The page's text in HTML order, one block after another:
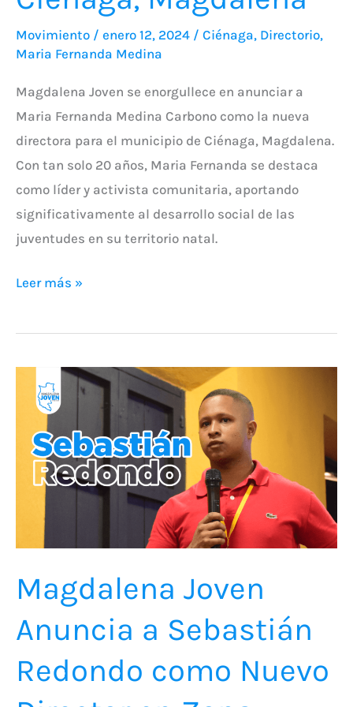
Movimiento / enero 12, 2024 / Ciénaga, Directorio,
Maria Fernanda Medina
Magdalena Joven se enorgullece en anunciar a
Maria Fernanda Medina Carbono como la nueva
directora para el municipio de Ciénaga, Magdalena.
Con tan solo 20 años, Maria Fernanda se destaca
como líder y activista comunitaria, aportando
significativamente al desarrollo social de las
juventudes en su territorio natal.
Leer más »
Magdalena Joven
Anuncia a Sebastián
Redondo como Nuevo
Magdalena
Joven
Anuncia
Sebastián
Redondo
como
Nuevo
en
Zona